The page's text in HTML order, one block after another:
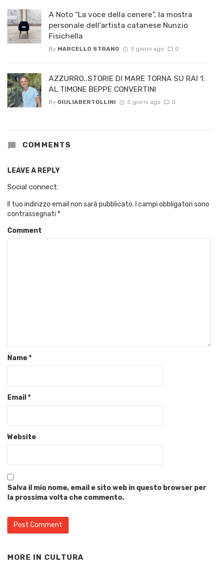
A Noto “La voce della cenere”, la mostra
personale dell’artista catanese Nunzio
Fisichella
By MARCELLO STRANO 3 giorni ago 0
AZZURRO..STORIE DI MARE TORNA SU RAI 1:
AL TIMONE BEPPE CONVERTINI
By GIULIABERTOLLINI 5 giorni ago 0
COMMENTS
LEAVE A REPLY
Social connect:
Il tuo indirizzo email non sarà pubblicato. I campi obbligatori sono
contrassegnati *
Comment
Name*
Email *
Website
Salva il mio nome, email e sito web in questo browser per
la prossima volta che commento.
MORE IN CULTURA